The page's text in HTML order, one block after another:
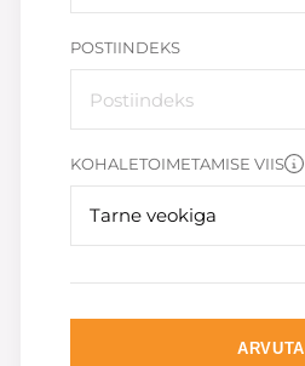
POSTIINDEKS
KOHALETOIMETAMISE VIIS
Tarne veokiga
ARVUTA